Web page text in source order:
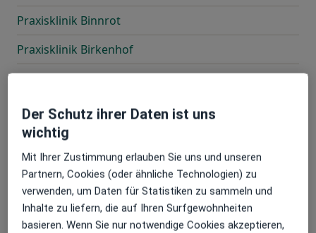
Praxisklinik Binnrot
Praxisklinik Birkenhof
Praxisklinik Bismarckquelle
Praxisklinik Blangenmoorfeld
Praxisklinik Bleckederwerder
Praxisklinik Blick
Praxisklinik Bocholt
Praxisklinik Bochum
Der Schutz ihrer Daten ist uns
wichtig
Mit Ihrer Zustimmung erlauben Sie uns und unseren
Partnern, Cookies (oder ähnliche Technologien) zu
verwenden, um Daten für Statistiken zu sammeln und
Inhalte zu liefern, die auf Ihren Surfgewohnheiten
basieren. Wenn Sie nur notwendige Cookies akzeptieren,